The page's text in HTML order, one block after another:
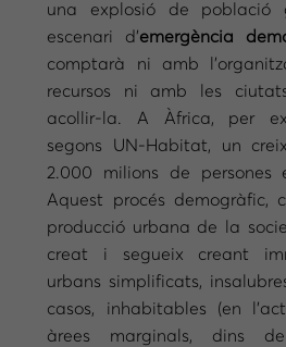
una explosió de població
escenari d’emergència
comptarà ni amb
recursos ni amb les
acollir-la. A Àfrica, per
segons UN-Habitat, un
2.000 milions de persones
Aquest procés demogràfic,
producció urbana de la
creat i segueix creant
urbans simplificats,
casos, inhabitables (en
àrees marginals, dins